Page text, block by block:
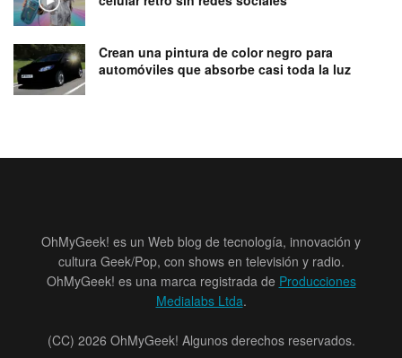
Crean una pintura de color negro para
automóviles que absorbe casi toda la luz
OhMyGeek! es un Web blog de tecnología, innovación y
cultura Geek/Pop, con shows en televisión y radio.
OhMyGeek! es una marca registrada de Producciones
Medialabs Ltda.
(CC) 2026 OhMyGeek! Algunos derechos reservados.